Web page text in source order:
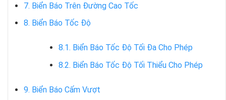
7. Biển Báo Trên Đường Cao Tốc
8. Biển Báo Tốc Độ
8.1. Biển Báo Tốc Độ Tối Đa Cho Phép
8.2. Biển Báo Tốc Độ Tối Thiểu Cho Phép
9. Biển Báo Cấm Vượt